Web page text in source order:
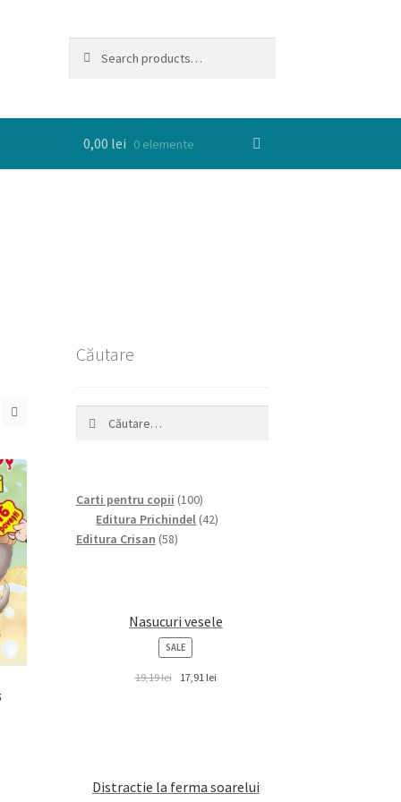
for:
0,00 lei 0 elemente
Căutare
Carti pentru copii 100100
products
Editura Prichindel 4242
Editura Crisan 5858
Nasucuri vesele
SALEPRODUCT
ON
SALE
19,19lei 17,91 lei
Distractie la ferma soarelui